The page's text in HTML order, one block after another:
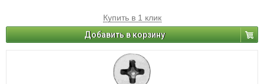
Купить в 1 клик
Добавить в корзину